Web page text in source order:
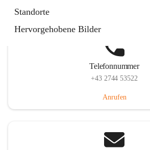
Standorte
Hervorgehobene Bilder
Telefonnummer
+43 2744 53522
Anrufen